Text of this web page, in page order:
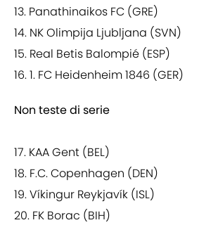
13. Panathinaikos FC (GRE)
14. NK Olimpija Ljubljana (SVN)
15. Real Betis Balompié (ESP)
16. 1. FC Heidenheim 1846 (GER)
Non teste di serie
17. KAA Gent (BEL)
18. F.C. Copenhagen (DEN)
19. Víkingur Reykjavík (ISL)
20. FK Borac (BIH)